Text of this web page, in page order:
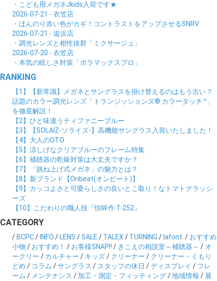
・こども用メガネJkids入荷です★
2026-07-21 - 衣笠店
・ほんのり赤い色がカギ！コントラストをアップさせるSNRV
2026-07-21 - 追浜店
・調光レンズと相性抜群「ミクサージュ」
2026-07-20 - 衣笠店
・本気の眩しさ対策「ポラマックスプロ」
RANKING
【1】【新常識】メガネとサングラスを掛け替えるのはもう古い？
話題のカラー調光レンズ「トランジッションズ® カラータッチ™」
を徹底解説！
【2】ひと味違うティファニーブルー
【3】【SOLAIZ-ソライズ-】高機能サングラス入荷いたしました！
【4】大人のOTO
【5】涼しげなクリアブルーのフレーム特集
【6】補聴器の乾燥対策は大丈夫ですか？
【7】「跳ね上げ式メガネ」の魅力とは？
【8】新ブランド【Onbeat(オンビート)】
【9】カッコよさと可愛らしさの良いとこ取り！なトマトグラッシ
ーズ
【10】こだわりの職人技『恒眸作 T-252』
CATEGORY
/ BCPC/ INFO / LENS /SALE / TALEX / TURNING / lafont. / おすすめ
小物 / おすすめ！ / お客様SNAP!! / きこえの相談室～補聴器～ / オ
ークリー / カルチャー / キッズ/ クリーナー / クリーナー・くもり
どめ / コラム /サングラス / スタッフの休日 /ディスプレイ / フレ
ーム / メンテナンス / 加工・測定・フィッティング/地域情報 / 展